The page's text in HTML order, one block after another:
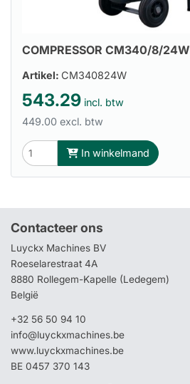
COMPRESSOR CM340/8/24W
Artikel: CM340824W
543.29 incl. btw
449.00 excl. btw
In winkelmand
Contacteer ons
Luyckx Machines BV
Roeselarestraat 4A
8880 Rollegem-Kapelle (Ledegem)
België
+32 56 50 94 10
info@luyckxmachines.be
www.luyckxmachines.be
BE 0457 370 143